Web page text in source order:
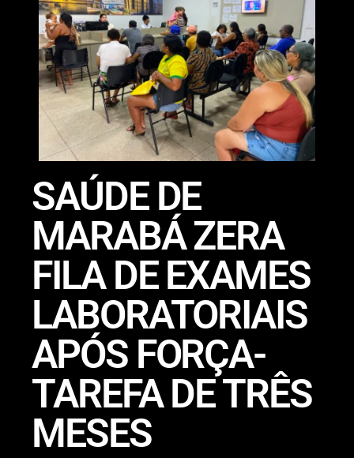
​SAÚDE DE
MARABÁ ZERA
FILA DE EXAMES
LABORATORIAIS
APÓS FORÇA-
TAREFA DE TRÊS
MESES